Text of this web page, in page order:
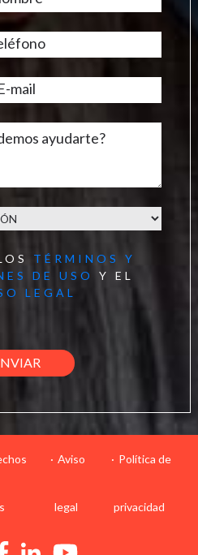
TÉRMINOS Y
DE USO
Y EL
LEGAL
Aviso
legal
Política de
privacidad